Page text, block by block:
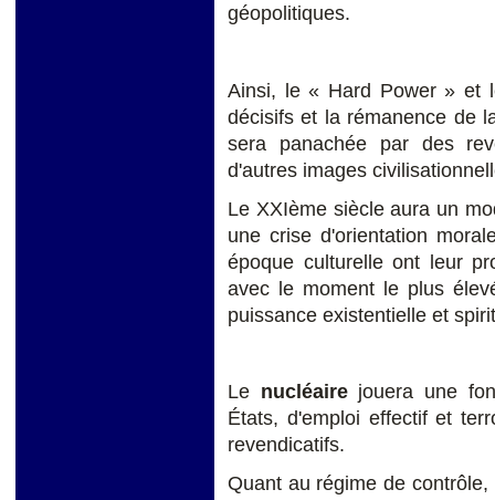
géopolitiques.
Ainsi, le « Hard Power » et
décisifs et la rémanence de
sera panachée par des
d'autres images
Le XXIème siècle aura un
une crise d'orientation
époque culturelle ont leur
avec le moment le plus
puissance existentielle et
Le nucléairejouera une
États, d'emploi effectif et
revendicatifs.
Quant au régime de